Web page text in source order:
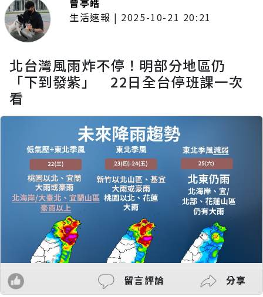
生活速報 | 2025-10-21 20:21
北台灣風雨炸不停！明部分地區仍
「下到發紫」 22日全台停班課一次
看
留言評論 分享